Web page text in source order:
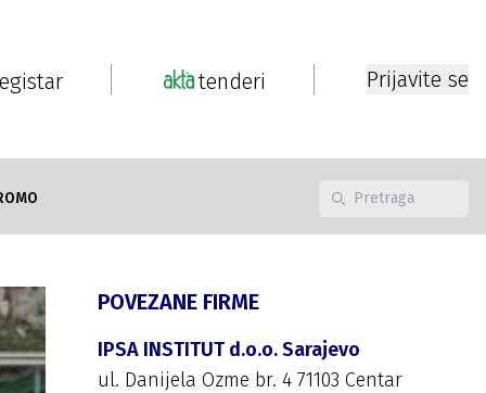
tenderi Prijavite se
POVEZANE FIRME
IPSA INSTITUT d.o.o. Sarajevo
ul. Danijela Ozme br. 4 71103 Centar